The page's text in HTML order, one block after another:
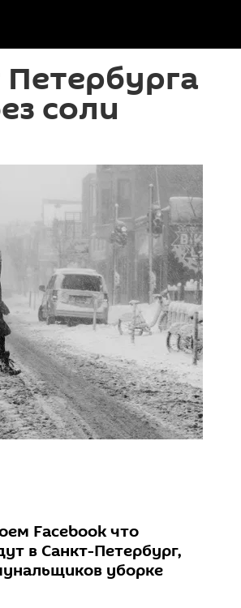
соли
Facebook что
в Санкт-Петербург,
уборке